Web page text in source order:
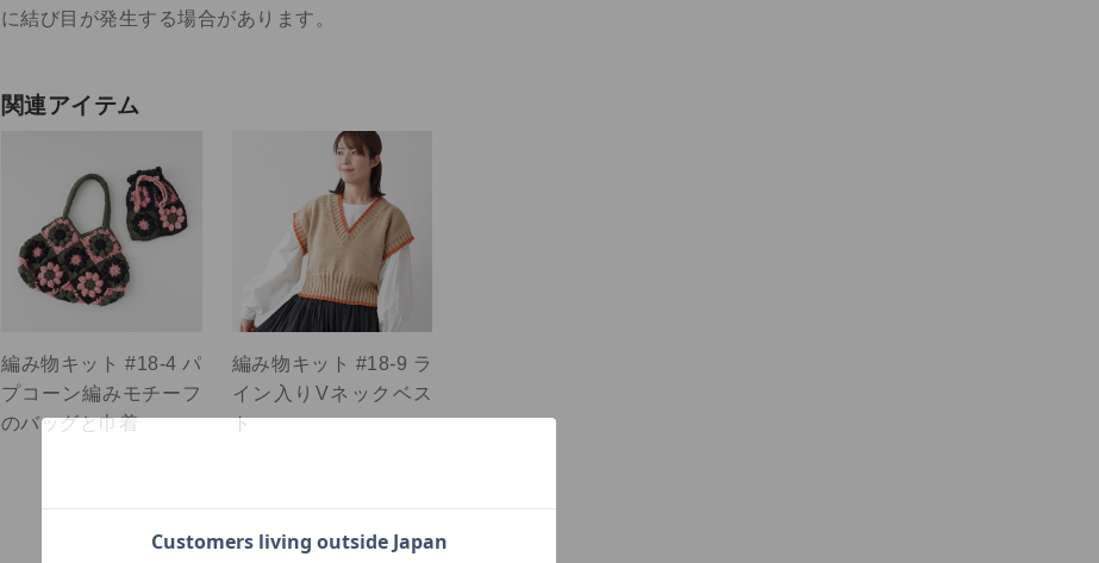
に結び目が発生する場合があります。
関連アイテム
編み物キット #18-4 パ
プコーン編みモチーフ
のバッグと巾着
編み物キット #18-9 ラ
イン入りVネックベス
ト